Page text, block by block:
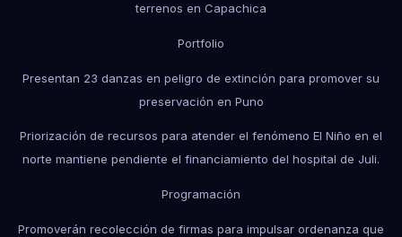
terrenos en Capachica
Portfolio
Presentan 23 danzas en peligro de extinción para promover su
preservación en Puno
Priorización de recursos para atender el fenómeno El Niño en el
norte mantiene pendiente el financiamiento del hospital de Juli.
Programación
Promoverán recolección de firmas para impulsar ordenanza que